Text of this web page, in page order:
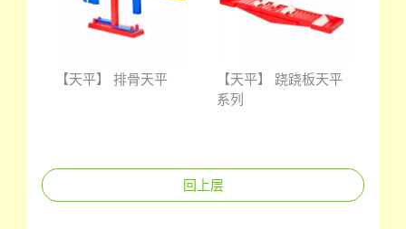
【天平】 排骨天平
【天平】 跷跷板天平
系列
回上层